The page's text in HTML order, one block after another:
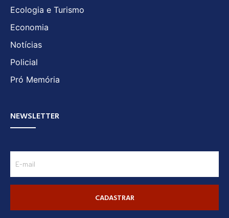
Ecologia e Turismo
Economia
Notícias
Policial
Pró Memória
NEWSLETTER
CADASTRAR